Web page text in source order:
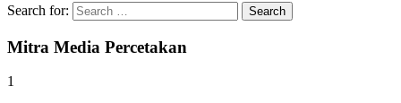
Search for:
Mitra Media Percetakan
1